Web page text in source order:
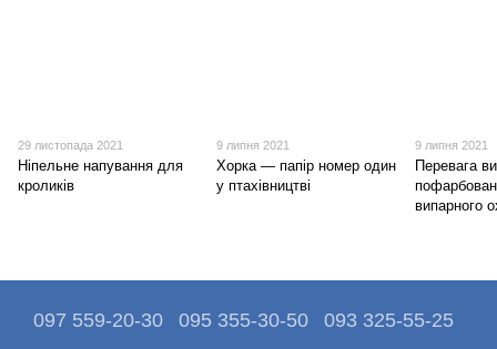
29 листопада 2021
Ніпельне напування для
кроликів
9 липня 2021
Хорка — папір номер один
у птахівництві
9 липня 2021
Перевага
випарного
097 559-20-30 095 355-30-50 093 325-55-25